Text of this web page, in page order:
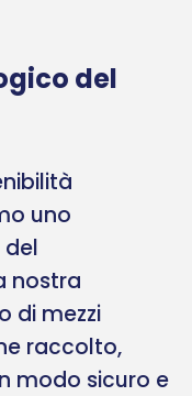
del
uno
nostra
di mezzi
raccolto,
modo sicuro e